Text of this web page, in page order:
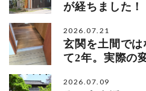
が経ちました！
2026.07.21
玄関を土間で
て2年。実際の
2026.07.09